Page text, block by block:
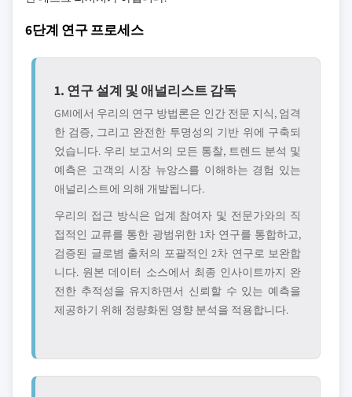
6단계 연구 프로세스
1. 연구 설계 및 애널리스트 감독
GMI에서 우리의 연구 방법론은 인간 전문 지식, 엄격
한 검증, 그리고 완전한 투명성의 기반 위에 구축되
었습니다. 우리 보고서의 모든 통찰, 트렌드 분석 및
예측은 고객의 시장 뉴앙스를 이해하는 경험 있는
애널리스트에 의해 개발됩니다.
우리의 접근 방식은 업계 참여자 및 전문가와의 직
접적인 교류를 통한 광범위한 1차 연구를 통합하고,
검증된 글로볌 출처의 포괄적인 2차 연구로 보완합
니다. 원본 데이터 소스에서 최종 인사이트까지 완
전한 추적성을 유지하면서 신뢰할 수 있는 예측을
제공하기 위해 정량화된 영향 분석을 적용합니다.